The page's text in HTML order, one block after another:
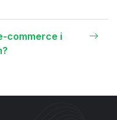
commerce i